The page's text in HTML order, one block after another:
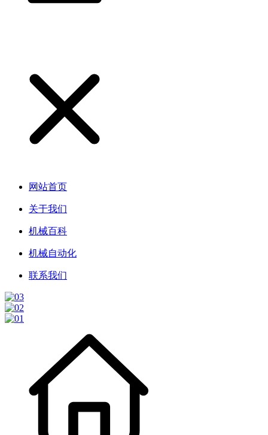
网站首页
关于我们
机械百科
机械自动化
联系我们